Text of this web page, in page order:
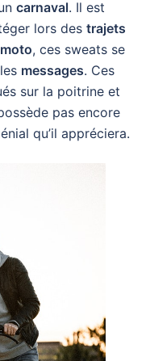
carnaval. Il est
lors des trajets
, ces sweats se
messages. Ces
sur la poitrine et
pas encore
qu’il appréciera.